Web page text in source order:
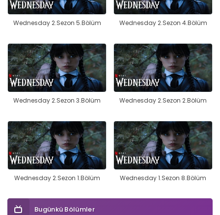
Wednesday 2.Sezon 5.Bölüm Wednesday 2.Sezon 4.Bölüm
Wednesday 2.Sezon 3.Bölüm Wednesday 2.Sezon 2.Bölüm
Wednesday 2.Sezon 1.Bölüm Wednesday 1.Sezon 8.Bölüm
Bugünkü Bölümler